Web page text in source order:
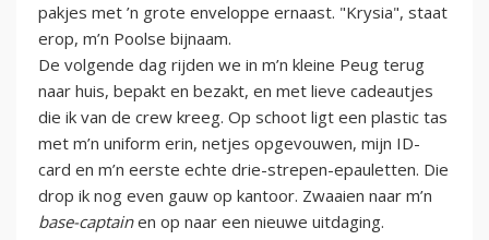
pakjes met ’n grote enveloppe ernaast. "Krysia", staat
erop, m’n Poolse bijnaam.
De volgende dag rijden we in m’n kleine Peug terug
naar huis, bepakt en bezakt, en met lieve cadeautjes
die ik van de crew kreeg. Op schoot ligt een plastic tas
met m’n uniform erin, netjes opgevouwen, mijn ID-
card en m’n eerste echte drie-strepen-epauletten. Die
drop ik nog even gauw op kantoor. Zwaaien naar m’n
base-captainen op naar een nieuwe uitdaging.